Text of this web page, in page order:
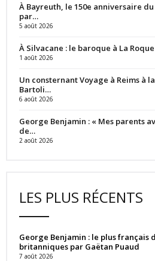
À Bayreuth, le 150e anniversaire
par…
5 août 2026
À Silvacane : le baroque à La Roque
1 août 2026
Un consternant Voyage à Reims à
Bartoli…
6 août 2026
George Benjamin : « Mes parents
de…
2 août 2026
LES PLUS RÉCENTS
George Benjamin : le plus français
britanniques par Gaëtan Puaud
7 août 2026